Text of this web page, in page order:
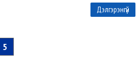
Дэлгэрэнгүй
5